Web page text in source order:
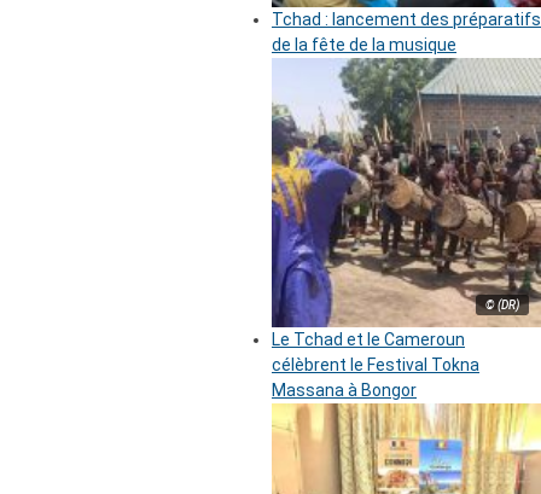
Tchad : lancement des préparatifs
de la fête de la musique
© (DR)
Le Tchad et le Cameroun
célèbrent le Festival Tokna
Massana à Bongor